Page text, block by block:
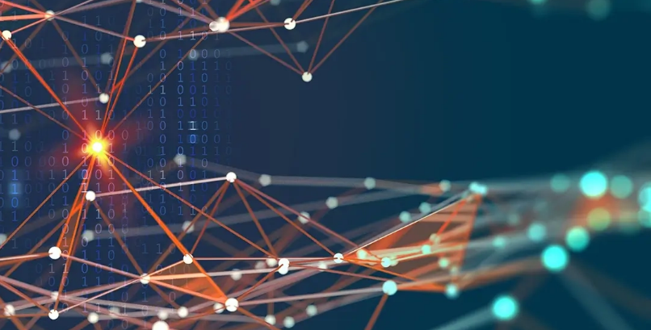
News
Mastère Européen Expert IT en Cybersécurité et Haute Disponibilité Niveau 7 CEC
Mastère Européen – Spécialisé en Conception et Déploiement de Solutions IA - Niveau 7
Analyste SOC Niveau Initiation
Threat Hunting et Investigation Forensique
Réponse aux Incidents et Crisis Management
Fondamentaux Cloud AWS et Azure